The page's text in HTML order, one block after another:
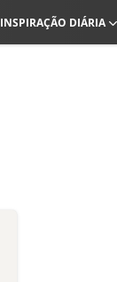
INSPIRAÇÃO DIÁRIA